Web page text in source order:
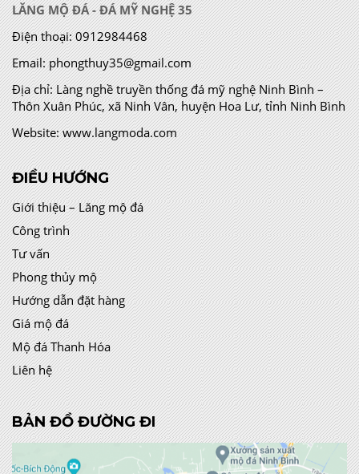
LĂNG MỘ ĐÁ - ĐÁ MỸ NGHỆ 35
Điện thoại: 0912984468
Email: phongthuy35@gmail.com
Địa chỉ:Làng nghề truyền thống đá mỹ nghệ Ninh Bình –
Thôn Xuân Phúc, xã Ninh Vân, huyện Hoa Lư, tỉnh Ninh Bình
Website: www.langmoda.com
ĐIỀU HƯỚNG
Giới thiệu – Lăng mộ đá
Công trình
Tư vấn
Phong thủy mộ
Hướng dẫn đặt hàng
Giá mộ đá
Mộ đá Thanh Hóa
Liên hệ
BẢN ĐỒ ĐƯỜNG ĐI